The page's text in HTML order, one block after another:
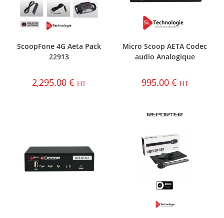
ScoopFone 4G Aeta Pack
22913
2,295.00€ HT
Micro Scoop AETA Codec
audio Analogique
995.00 € HT